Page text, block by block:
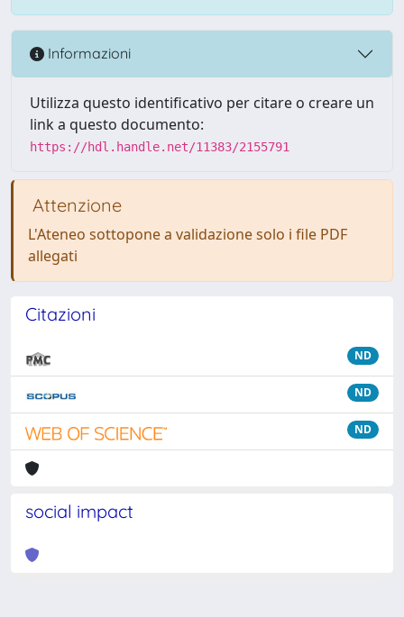
Informazioni
Utilizza questo identificativo per citare o creare un
link a questo documento:
https://hdl.handle.net/11383/2155791
Attenzione
L'Ateneo sottopone a validazione solo i file PDF
allegati
Citazioni
ND
ND
ND
social impact